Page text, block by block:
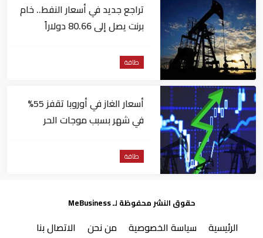
تراجع جديد في أسعار النفط.. خام
برنت يصل إلى 80.66 دولاراً
طاقة
أسعار الغاز في أوروبا تقفز 55%
في شهر بسبب موجات الحر
طاقة
حقوق النشر محفوظة لـ MeBusiness
الرئيسية سياسة الخصوصية من نحن الاتصال بنا